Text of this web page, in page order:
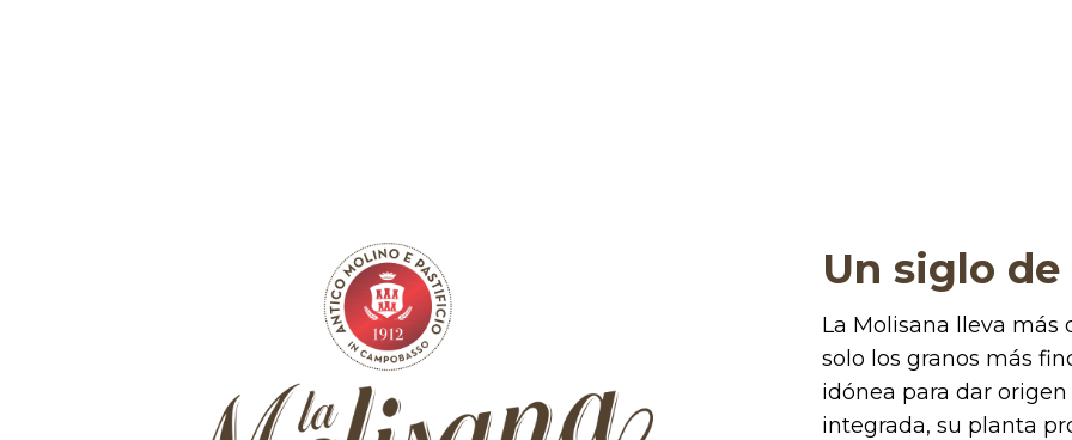
Un siglo
La Molisana lleva
solo los granos más
idónea para dar
integrada, su planta